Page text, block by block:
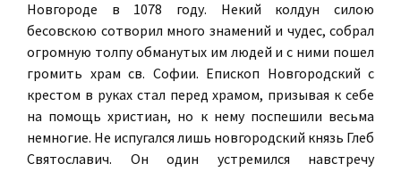
Новгороде в 1078 году. Некий колдун силою
бесовскою сотворил много знамений и чудес, собрал
огромную толпу обманутых им людей и с ними пошел
громить храм св. Софии. Епископ Новгородский с
крестом в руках стал перед храмом, призывая к себе
на помощь христиан, но к нему поспешили весьма
немногие. Не испугался лишь новгородский князь Глеб
Святославич. Он один устремился навстречу